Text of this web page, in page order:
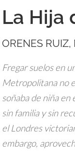
La Hija
ORENES RUIZ,
Fregar suelos en
Metropolitana no
soñaba de niña
sin familia y sin
el Londres
embargo,